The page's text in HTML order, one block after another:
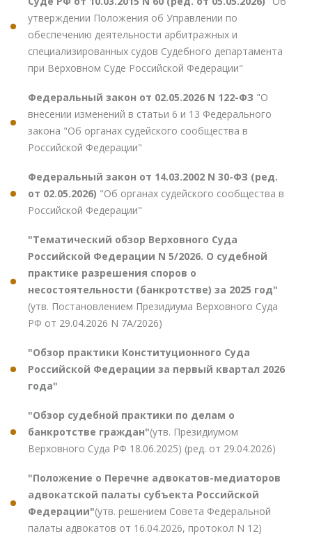
утверждении Положения об Управлении по
обеспечению деятельности арбитражных и
специализированных судов Судебного департамента
при Верховном Суде Российской Федерации"
Федеральный закон от 02.05.2026 N 122-ФЗ "О
внесении изменений в статьи 6 и 13 Федерального
закона "Об органах судейского сообщества в
Российской Федерации"
Федеральный закон от 14.03.2002 N 30-ФЗ (ред.
от 02.05.2026) "Об органах судейского сообщества в
Российской Федерации"
"Тематический обзор Верховного Суда
Российской Федерации N 5/2026. О судебной
практике разрешения споров о
несостоятельности (банкротстве) за 2025 год"
(утв. Постановлением Президиума Верховного Суда
РФ от 29.04.2026 N 7А/2026)
"Обзор практики Конституционного Суда
Российской Федерации за первый квартал 2026
года"
"Обзор судебной практики по делам о
банкротстве граждан"(утв. Президиумом
Верховного Суда РФ 18.06.2025) (ред. от 29.04.2026)
"Положение о Перечне адвокатов-медиаторов
адвокатской палаты субъекта Российской
Федерации"(утв. решением Совета Федеральной
палаты адвокатов от 16.04.2026, протокол N 12)